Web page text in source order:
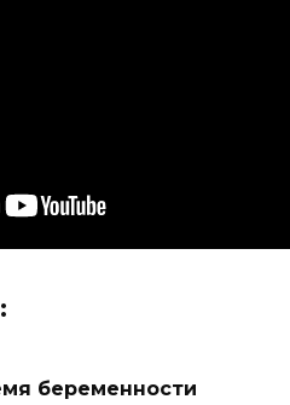
беременности